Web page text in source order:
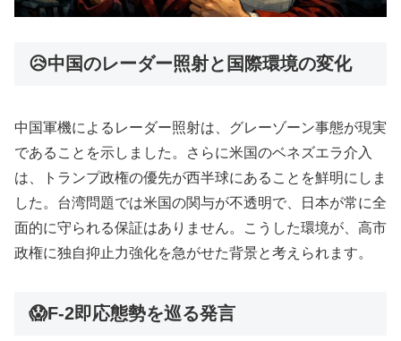
😥中国のレーダー照射と国際環境の変化
中国軍機によるレーダー照射は、グレーゾーン事態が現実
であることを示しました。さらに米国のベネズエラ介入
は、トランプ政権の優先が西半球にあることを鮮明にしま
した。台湾問題では米国の関与が不透明で、日本が常に全
面的に守られる保証はありません。こうした環境が、高市
政権に独自抑止力強化を急がせた背景と考えられます。
😱F-2即応態勢を巡る発言